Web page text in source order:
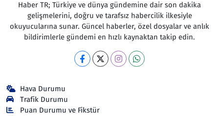
Haber TR; Türkiye ve dünya gündemine dair son dakika
gelişmelerini, doğru ve tarafsız habercilik ilkesiyle
okuyucularına sunar. Güncel haberler, özel dosyalar ve anlık
bildirimlerle gündemi en hızlı kaynaktan takip edin.
Hava Durumu
Trafik Durumu
Puan Durumu ve Fikstür